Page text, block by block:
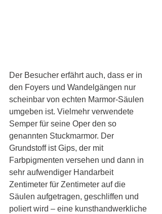
Der Besucher erfährt auch, dass er in
den Foyers und Wandelgängen nur
scheinbar von echten Marmor-Säulen
umgeben ist. Vielmehr verwendete
Semper für seine Oper den so
genannten Stuckmarmor. Der
Grundstoff ist Gips, der mit
Farbpigmenten versehen und dann in
sehr aufwendiger Handarbeit
Zentimeter für Zentimeter auf die
Säulen aufgetragen, geschliffen und
poliert wird – eine kunsthandwerkliche